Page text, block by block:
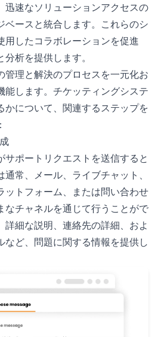
迅速なソリューションアクセスの
ベースと統合します。これらのシ
用したコラボレーションを促進
析を提供します。
管理と解決のプロセスを一元化お
能します。チケッティングシステ
かについて、関連するステップを
サポートリクエストを送信すると
常、メール、ライブチャット、
ットフォーム、または問い合わせ
なチャネルを通じて行うことがで
詳細な説明、連絡先の詳細、およ
など、問題に関する情報を提供し